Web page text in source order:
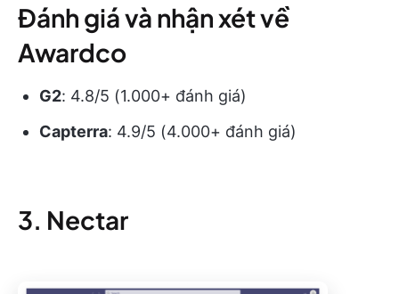
Đánh giá và nhận xét về
Awardco
G2: 4.8/5 (1.000+ đánh giá)
Capterra: 4.9/5 (4.000+ đánh giá)
3. Nectar